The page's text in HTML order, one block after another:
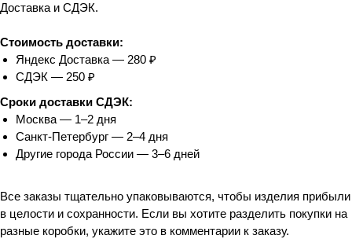
Доставка и СДЭК.
Стоимость доставки:
Яндекс Доставка — 280 ₽
СДЭК — 250 ₽
Сроки доставки СДЭК:
Москва — 1–2 дня
Санкт-Петербург — 2–4 дня
Другие города России — 3–6 дней
Все заказы тщательно упаковываются, чтобы изделия прибыли
в целости и сохранности. Если вы хотите разделить покупки на
разные коробки, укажите это в комментарии к заказу.